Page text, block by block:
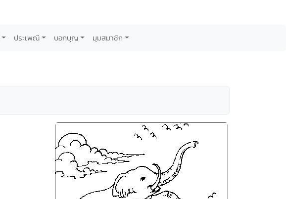
ประเพณี บอกบุญ มุมสมาชิก